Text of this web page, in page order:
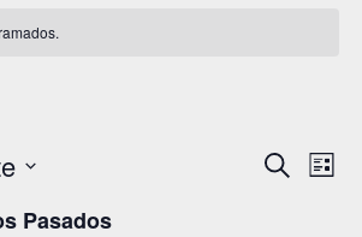
BuscarLista
Pasados